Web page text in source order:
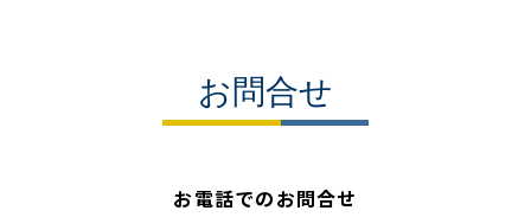
お問合せ
お電話でのお問合せ